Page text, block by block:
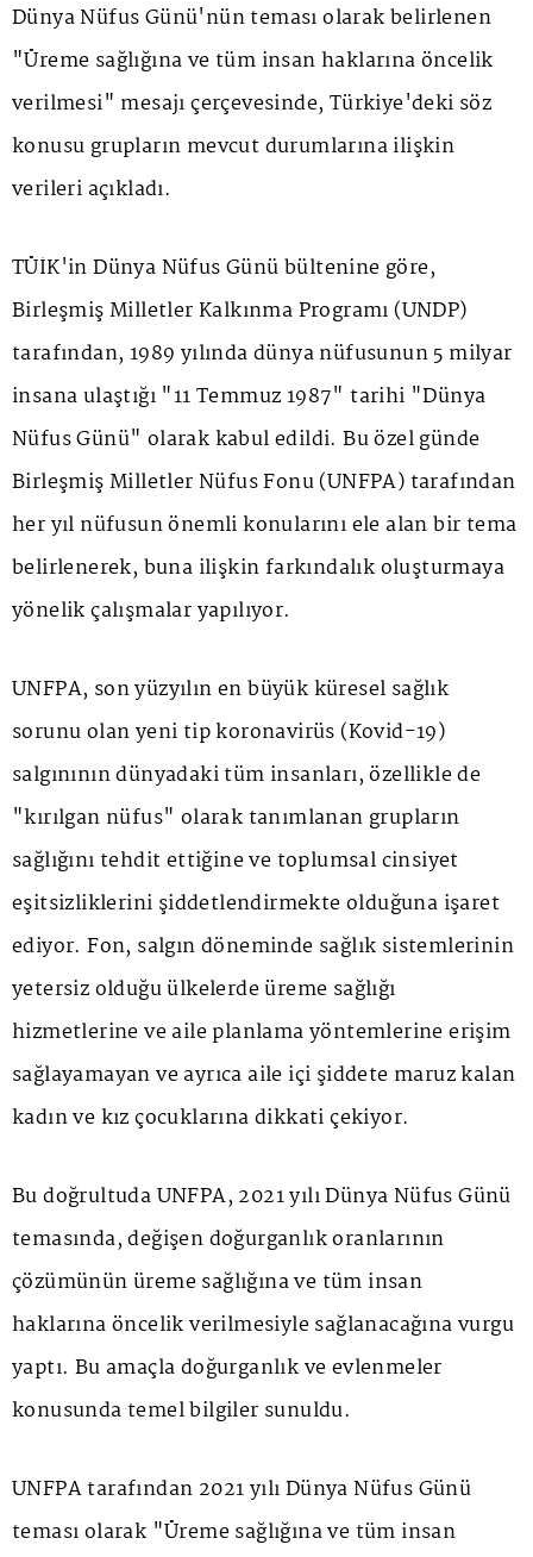
Dünya Nüfus Günü'nün teması olarak belirlenen
"Üreme sağlığına ve tüm insan haklarına öncelik
verilmesi" mesajı çerçevesinde, Türkiye'deki söz
konusu grupların mevcut durumlarına ilişkin
verileri açıkladı.
TÜİK'in Dünya Nüfus Günü bültenine göre,
Birleşmiş Milletler Kalkınma Programı (UNDP)
tarafından, 1989 yılında dünya nüfusunun 5 milyar
insana ulaştığı "11 Temmuz 1987" tarihi "Dünya
Nüfus Günü" olarak kabul edildi. Bu özel günde
Birleşmiş Milletler Nüfus Fonu (UNFPA) tarafından
her yıl nüfusun önemli konularını ele alan bir tema
belirlenerek, buna ilişkin farkındalık oluşturmaya
yönelik çalışmalar yapılıyor.
UNFPA, son yüzyılın en büyük küresel sağlık
sorunu olan yeni tip koronavirüs (Kovid-19)
salgınının dünyadaki tüm insanları, özellikle de
"kırılgan nüfus" olarak tanımlanan grupların
sağlığını tehdit ettiğine ve toplumsal cinsiyet
eşitsizliklerini şiddetlendirmekte olduğuna işaret
ediyor. Fon, salgın döneminde sağlık sistemlerinin
yetersiz olduğu ülkelerde üreme sağlığı
hizmetlerine ve aile planlama yöntemlerine erişim
sağlayamayan ve ayrıca aile içi şiddete maruz kalan
kadın ve kız çocuklarına dikkati çekiyor.
Bu doğrultuda UNFPA, 2021 yılı Dünya Nüfus Günü
temasında, değişen doğurganlık oranlarının
çözümünün üreme sağlığına ve tüm insan
haklarına öncelik verilmesiyle sağlanacağına vurgu
yaptı. Bu amaçla doğurganlık ve evlenmeler
konusunda temel bilgiler sunuldu.
UNFPA tarafından 2021 yılı Dünya Nüfus Günü
teması olarak "Üreme sağlığına ve tüm insan